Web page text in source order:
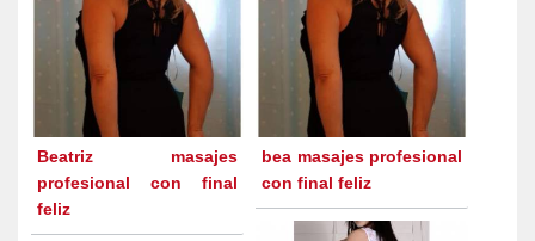
Beatriz masajes
profesional con final
feliz
bea masajes profesional
con final feliz